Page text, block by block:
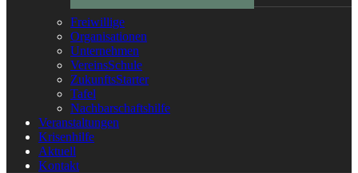
Freiwillige
Organisationen
Unternehmen
VereinsSchule
ZukunftsStarter
Tafel
Nachbarschaftshilfe
Veranstaltungen
Krisenhilfe
Aktuell
Kontakt